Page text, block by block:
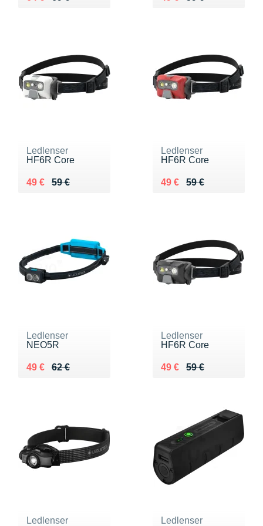
Ledlenser
HF6R Core
59 €
Au lieu de 59 €
49 €
Vendu 49 €
Ledlenser
HF6R Core
59 €
Au lieu de 59 €
49 €
Vendu 49 €
Ledlenser
NEO5R
62 €
Au lieu de 62 €
49 €
Vendu 49 €
Ledlenser
HF6R Core
59 €
Au lieu de 59 €
49 €
Vendu 49 €
Ledlenser
Ledlenser